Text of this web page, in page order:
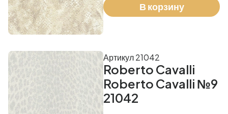
В корзину
Roberto Cavalli
Roberto Cavalli №9
21042
Артикул 21042